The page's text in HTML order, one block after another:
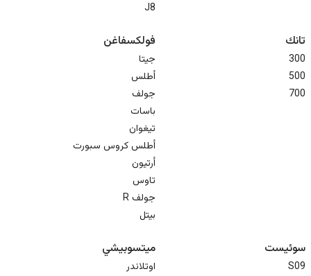
J8
تانك
300
500
700
فولكسفاغن
جيتا
أطلس
جولف
باسات
تيغوان
أطلس كروس سبورت
أرتيون
تاوس
جولف R
بيتل
سوئیست
S09
ميتسوبيشي
اوتلاندر